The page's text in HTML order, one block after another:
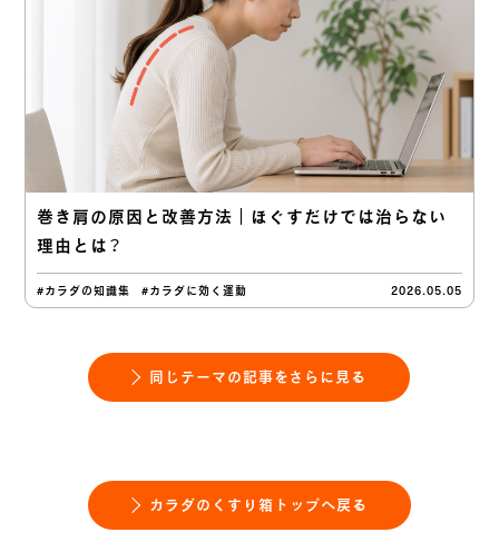
巻き肩の原因と改善方法｜ほぐすだけでは治らない
理由とは？
#カラダの知識集 #カラダに効く運動 2026.05.05
同じテーマの記事をさらに見る
カラダのくすり箱トップへ戻る